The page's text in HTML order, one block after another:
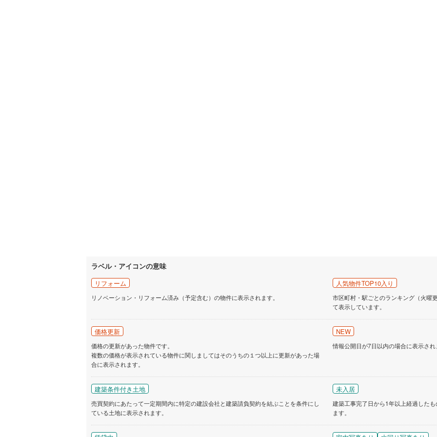
ラベル・アイコンの意味
リフォーム
リノベーション・リフォーム済み（予定含む）の物件に表示されます。
人気物件TOP10入り
市区町村・駅ごとのランキング（火曜
て表示しています。
価格更新
価格の更新があった物件です。
複数の価格が表示されている物件に関しましてはそのうちの１つ以上に更新があった場
合に表示されます。
NEW
情報公開日が7日以内の場合に表示さ
建築条件付き土地
売買契約にあたって一定期間内に特定の建設会社と建築請負契約を結ぶことを条件にし
ている土地に表示されます。
未入居
建築工事完了日から1年以上経過した
ます。